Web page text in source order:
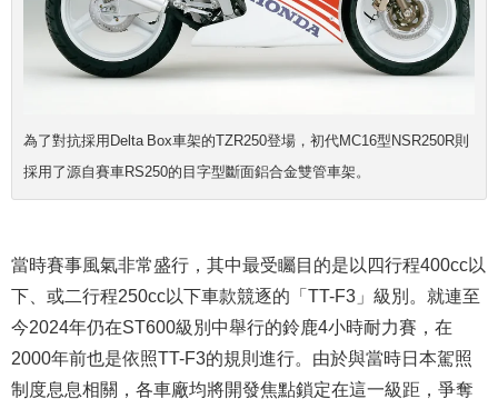
為了對抗採用Delta Box車架的TZR250登場，初代MC16型NSR250R則
採用了源自賽車RS250的目字型斷面鋁合金雙管車架。
當時賽事風氣非常盛行，其中最受矚目的是以四行程400cc以
下、或二行程250cc以下車款競逐的「TT-F3」級別。就連至
今2024年仍在ST600級別中舉行的鈴鹿4小時耐力賽，在
2000年前也是依照TT-F3的規則進行。由於與當時日本駕照
制度息息相關，各車廠均將開發焦點鎖定在這一級距，爭奪